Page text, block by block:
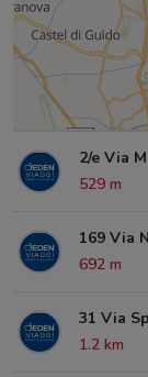
2/e Via
529 m
169 Via
692 m
31 Via
1.2 km